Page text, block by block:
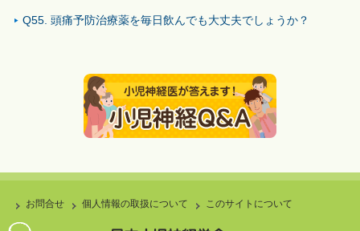
Q55. 頭痛予防治療薬を毎日飲んでも大丈夫でしょうか？
お問合せ 個人情報の取扱について このサイトについて